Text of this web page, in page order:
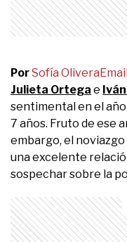
PorSofía OliveraEmail
Julieta Ortega e
sentimental en el
7 años. Fruto de ese
embargo, el
una excelente
sospechar sobre la